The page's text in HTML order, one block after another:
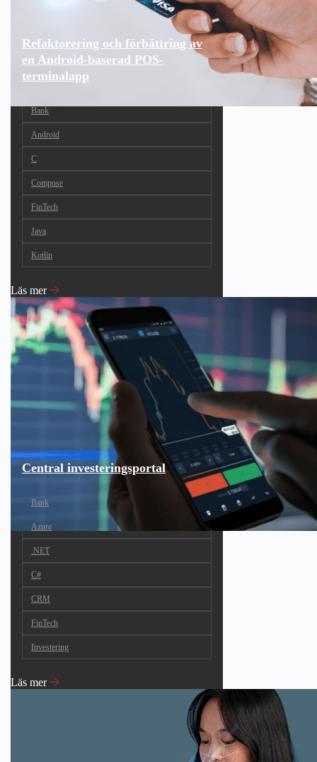
Refaktorering och förbättring av
en Android-baserad POS-
terminalapp
Bank
Android
C
Compose
FinTech
Java
Kotlin
Läs mer
Central investeringsportal
Bank
Azure
.NET
C#
CRM
FinTech
Investering
Läs mer